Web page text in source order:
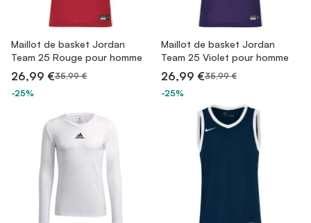
Maillot de basket Jordan
Team 25 Rouge pour homme
26,99 €35,99 €
-25%
Maillot de basket Jordan
Team 25 Violet pour homme
26,99 €35,99 €
-25%